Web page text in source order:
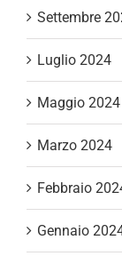
Settembre
Luglio 2024
Maggio 2024
Marzo 2024
Febbraio
Gennaio